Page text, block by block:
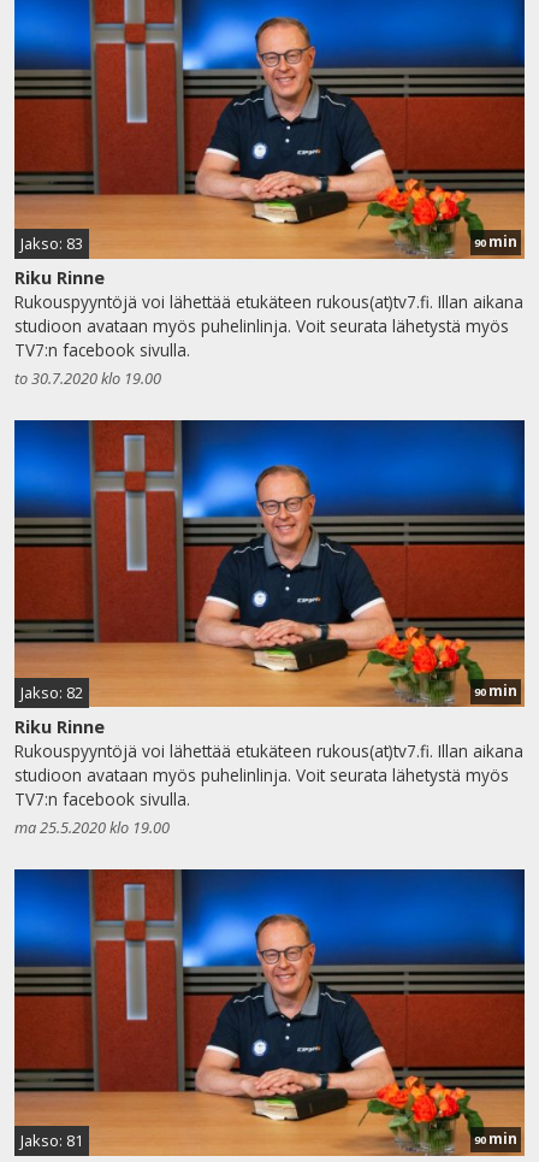
Jakso: 83 90 min
Riku Rinne
Rukouspyyntöjä voi lähettää etukäteen rukous(at)tv7.fi. Illan aikana
studioon avataan myös puhelinlinja. Voit seurata lähetystä myös
TV7:n facebook sivulla.
to 30.7.2020 klo 19.00
Jakso: 82 90 min
Riku Rinne
Rukouspyyntöjä voi lähettää etukäteen rukous(at)tv7.fi. Illan aikana
studioon avataan myös puhelinlinja. Voit seurata lähetystä myös
TV7:n facebook sivulla.
ma 25.5.2020 klo 19.00
Jakso: 81 90 min